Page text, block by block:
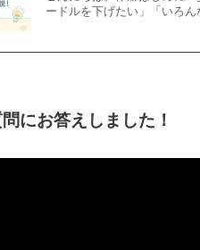
ードルを下げたい」「いろ
にお答えしました！